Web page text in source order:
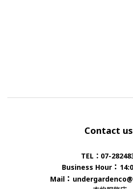
Contact us
TEL：07-
Business Hour ：
Mail ：